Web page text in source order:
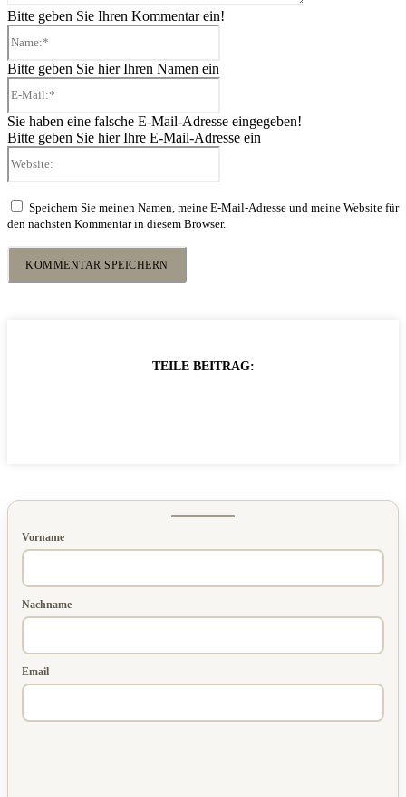
Bitte geben Sie Ihren Kommentar ein!
Bitte geben Sie hier Ihren Namen ein
Sie haben eine falsche E-Mail-Adresse eingegeben!
Bitte geben Sie hier Ihre E-Mail-Adresse ein
Speichern Sie meinen Namen, meine E-Mail-Adresse und meine Website für
den nächsten Kommentar in diesem Browser.
TEILE BEITRAG:
Vorname
Nachname
Email